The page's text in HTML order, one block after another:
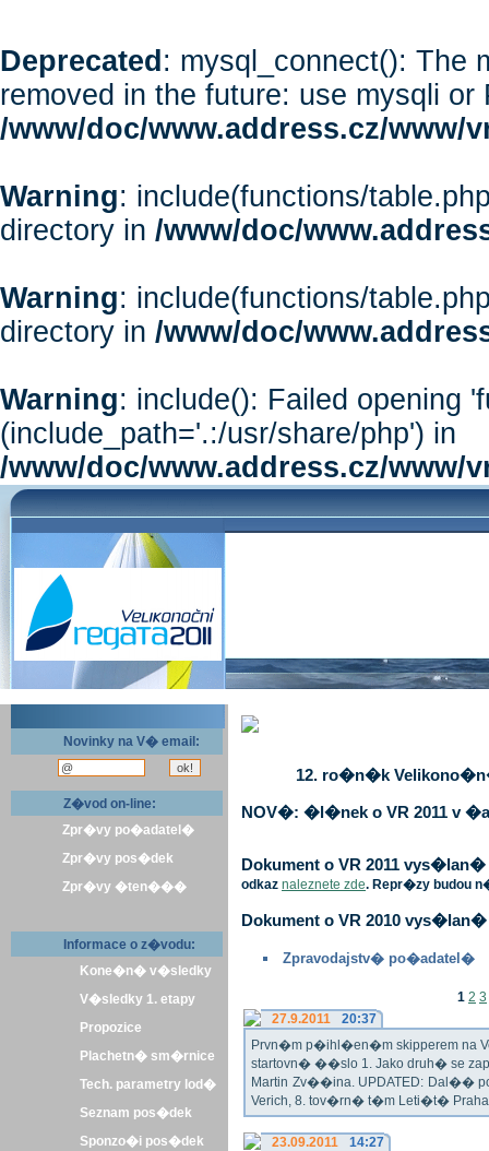
Deprecated : mysql_connect(): The
removed in the future: use mysqli or
/www/doc/www.address.cz/www/
Warning: include(functions/
directory in /www/doc/
Warning: include(functions/
directory in /www/doc/
Warning: include(): Failed opening
(include_path='.:/usr/share/php') in
/www/doc/www.address.cz/www/
Novinky na V� email:
Z�vod on-line:
Zpr�vy po�adatel�
Zpr�vy pos�dek
Zpr�vy �ten���
Informace o z�vodu:
Kone�n� v�sledky
V�sledky 1. etapy
Propozice
Plachetn� sm�rnice
Tech. parametry lod�
Seznam pos�dek
Sponzo�i pos�dek
12. ro�n�k
NOV�: �l�nek o VR 2011 v
Dokument o VR 2011
odkaz naleznete zde. Repr�zy budou
Dokument o VR 2010
Zpravodajstv� po�adatel�
1 2 3
27.9.2011
20:37
Prvn�m p�ihl�en�m skipperem na
startovn� ��slo 1. Jako druh� se
Martin Zv��ina. UPDATED: Dal��
Verich, 8. tov�rn� t�m Leti�t� Praha
23.09.2011
14:27